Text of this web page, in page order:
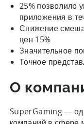
25% позволило
приложения в
Снижение
цен 15%
Значительное
Точное
О
SuperGaming —